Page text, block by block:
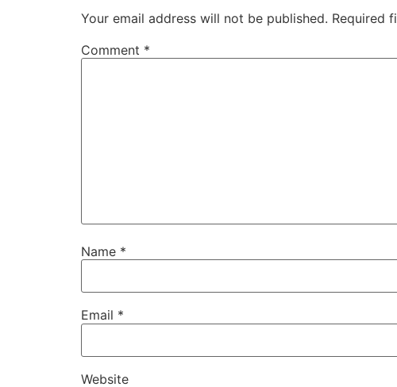
Your email address will not be published. Required
Comment *
Name *
Email *
Website